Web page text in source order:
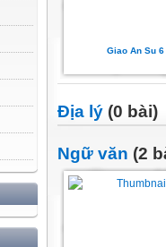
Giao An Su 6
Địa lý (0 bài)
Ngữ văn (2